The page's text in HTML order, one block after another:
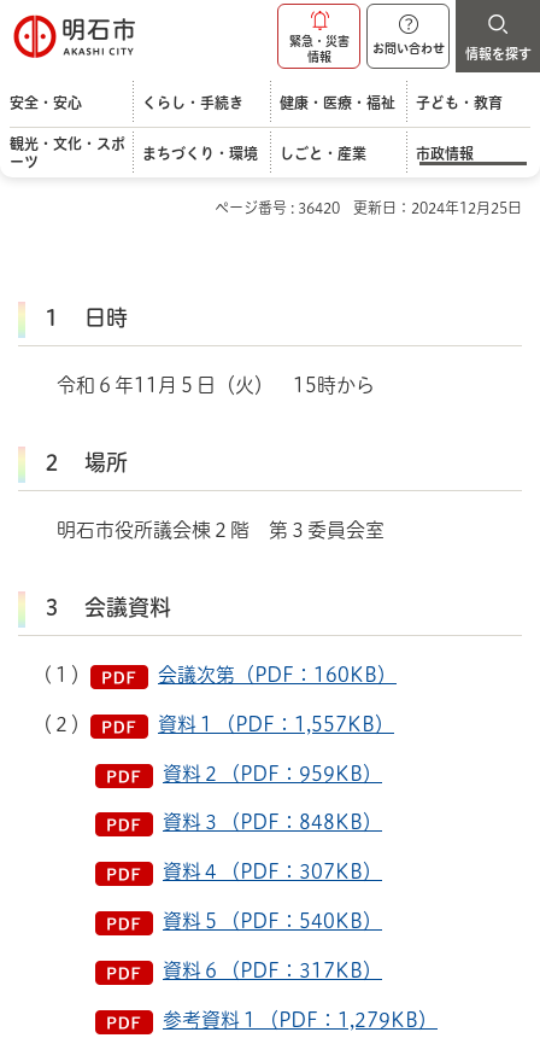
明石市
緊急・災害
情報
お問い合わせ 情報を探す
安全・安心 くらし・手続き 健康・医療・福祉 子ども・教育
観光・文化・スポ
ーツ
まちづくり・環境 しごと・産業 市政情報
ページ番号 : 36420 更新日：2024年12月25日
１ 日時
令和６年11月５日（火） 15時から
２ 場所
明石市役所議会棟２階 第３委員会室
３ 会議資料
(１） 会議次第（PDF：160KB）
（２） 資料１（PDF：1,557KB）
資料２（PDF：959KB）
資料３（PDF：848KB）
資料４（PDF：307KB）
資料５（PDF：540KB）
資料６（PDF：317KB）
参考資料１（PDF：1,279KB）